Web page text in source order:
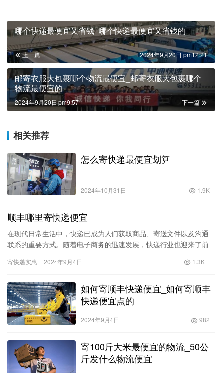
哪个快递最便宜又省钱_哪个快递最便宜又省钱的
上一篇 2024年9月20日 pm12:21
邮寄衣服大包裹哪个物流最便宜_邮寄衣服大包裹哪个
物流最便宜的
下一篇
2024年9月20日 pm9:57
相关推荐
怎么寄快递最便宜划算
2024年10月31日 1.9K
顺丰哪里寄快递便宜
在现代日常生活中，快递已成为人们获取商品、寄送文件以及沟通
联系的重要方式。随着电子商务的迅速发展，快递行业也迎来了前
全的服…
寄快递实惠 2024年9月4日 1.3K
如何寄顺丰快递便宜_如何寄顺丰
快递便宜点的
2024年9月4日 982
寄100斤大米最便宜的物流_50公
斤发什么物流便宜